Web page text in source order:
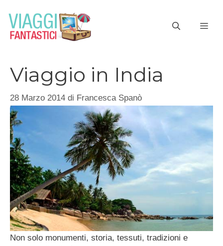
contenuto
Viaggio in India
28 Marzo 2014 di Francesca Spanò
Non solo monumenti, storia, tessuti, tradizioni e